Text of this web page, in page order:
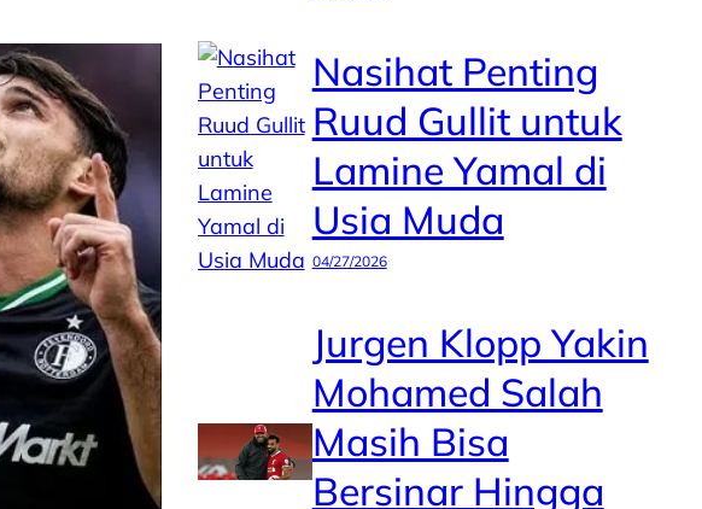
Nasihat Penting
Ruud Gullit untuk
Lamine Yamal di
Usia Muda
04/27/2026
Jurgen Klopp Yakin
Mohamed Salah
Masih Bisa
Bersinar Hingga